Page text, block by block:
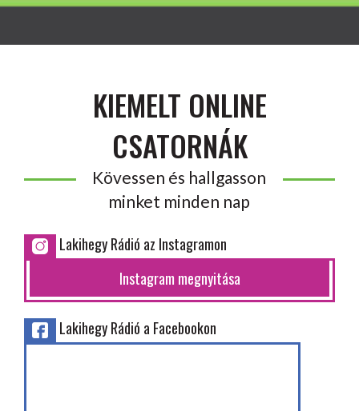
KIEMELT ONLINE
CSATORNÁK
Kövessen és hallgasson
minket minden nap
Lakihegy Rádió az Instagramon
Instagram megnyitása
Lakihegy Rádió a Facebookon